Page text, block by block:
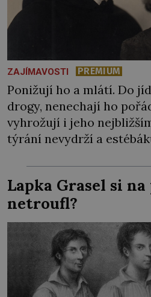
ZAJÍMAVOSTI PREMIUM
Ponižují ho a mlátí. Do
drogy, nenechají ho
vyhrožují i jeho
týrání nevydrží a
jim potvrdí také to, že na
nikdo nevyvíjel fyzický
Syn brněnského řezníka
[…]
Lapka Grasel si
netroufl?